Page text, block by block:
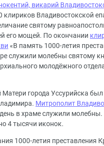
викарий
клириков Владивостокской
святому
его мощей. По окончании
«В память 1000-летия
служили молебны святому
молодёжного
города Уссурийска
Митрополит
в храме служили
4 тысячи иконок.
1000-летия преставления